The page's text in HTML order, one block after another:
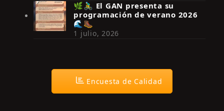
🌿🚴‍♂️ El GAN presenta su
programación de verano 2026
🌊🥾
1 julio, 2026
Encuesta de Calidad